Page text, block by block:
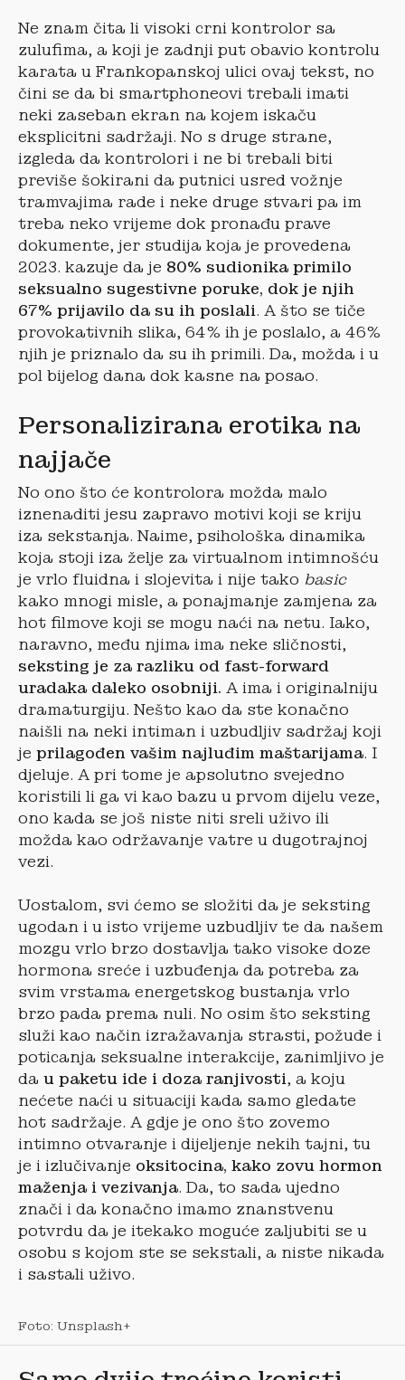
Ne znam čita li visoki crni kontrolor sa
zulufima, a koji je zadnji put obavio kontrolu
karata u Frankopanskoj ulici ovaj tekst, no
čini se da bi smartphoneovi trebali imati
neki zaseban ekran na kojem iskaču
eksplicitni sadržaji. No s druge strane,
izgleda da kontrolori i ne bi trebali biti
previše šokirani da putnici usred vožnje
tramvajima rade i neke druge stvari pa im
treba neko vrijeme dok pronađu prave
dokumente, jer studija koja je provedena
2023. kazuje da je 80% sudionika primilo
seksualno sugestivne poruke, dok je njih
67% prijavilo da su ih poslali. A što se tiče
provokativnih slika, 64% ih je poslalo, a 46%
njih je priznalo da su ih primili. Da, možda i u
pol bijelog dana dok kasne na posao.
Personalizirana erotika na
najjače
No ono što će kontrolora možda malo
iznenaditi jesu zapravo motivi koji se kriju
iza sekstanja. Naime, psihološka dinamika
koja stoji iza želje za virtualnom intimnošću
je vrlo fluidna i slojevita i nije tako basic
kako mnogi misle, a ponajmanje zamjena za
hot filmove koji se mogu naći na netu. Iako,
naravno, među njima ima neke sličnosti,
seksting je za razliku od fast-forward
uradaka daleko osobniji. A ima i originalniju
dramaturgiju. Nešto kao da ste konačno
naišli na neki intiman i uzbudljiv sadržaj koji
je prilagođen vašim najluđim maštarijama. I
djeluje. A pri tome je apsolutno svejedno
koristili li ga vi kao bazu u prvom dijelu veze,
ono kada se još niste niti sreli uživo ili
možda kao održavanje vatre u dugotrajnoj
vezi.
Uostalom, svi ćemo se složiti da je seksting
ugodan i u isto vrijeme uzbudljiv te da našem
mozgu vrlo brzo dostavlja tako visoke doze
hormona sreće i uzbuđenja da potreba za
svim vrstama energetskog bustanja vrlo
brzo pada prema nuli. No osim što seksting
služi kao način izražavanja strasti, požude i
poticanja seksualne interakcije, zanimljivo je
da u paketu ide i doza ranjivosti, a koju
nećete naći u situaciji kada samo gledate
hot sadržaje. A gdje je ono što zovemo
intimno otvaranje i dijeljenje nekih tajni, tu
je i izlučivanje oksitocina, kako zovu hormon
maženja i vezivanja. Da, to sada ujedno
znači i da konačno imamo znanstvenu
potvrdu da je itekako moguće zaljubiti se u
osobu s kojom ste se sekstali, a niste nikada
i sastali uživo.
Foto: Unsplash+